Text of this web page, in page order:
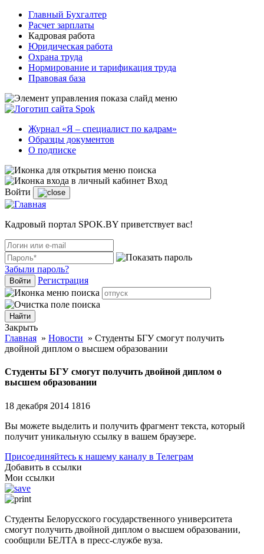
Главный Бухгалтер
Расчет зарплаты
Кадровая работа
Юридическая работа
Охрана труда
Нормирование и тарификация труда
Правовая база
Журнал «Я – специалист по кадрам»
Образцы документов
О подписке
Вход
Войти
Кадровый портал SPOK.BY приветствует вас!
Забыли пароль?
Войти Регистрация
Закрыть
Главная » Новости » Студенты БГУ смогут получить
двойной диплом о высшем образовании
Студенты БГУ смогут получить двойной диплом о
высшем образовании
18 декабря 2014 1816
Вы можете выделить и получить фрагмент текста, который
получит уникальную ссылку в вашем браузере.
Присоединяйтесь к нашему каналу в Телеграм
Добавить в ссылки
Мои ссылки
Студенты Белорусского государственного университета
смогут получить двойной диплом о высшем образовании,
сообщили БЕЛТА в пресс-службе вуза.